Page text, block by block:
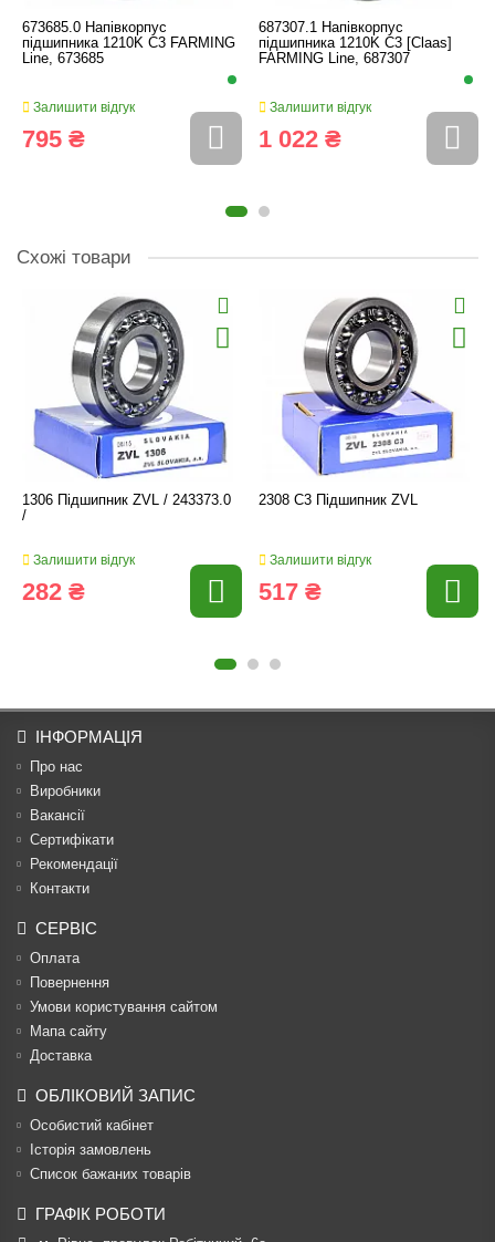
673685.0 Напівкорпус
підшипника 1210K C3 FARMING
Line, 673685
Залишити відгук
795 ₴
687307.1 Напівкорпус
підшипника 1210K C3 [Claas]
FARMING Line, 687307
Залишити відгук
1 022 ₴
Схожі товари
1306 Підшипник ZVL / 243373.0
/
Залишити відгук
282 ₴
2308 C3 Підшипник ZVL
Залишити відгук
517 ₴
ІНФОРМАЦІЯ
Про нас
Виробники
Вакансії
Сертифікати
Рекомендації
Контакти
СЕРВІС
Оплата
Повернення
Умови користування сайтом
Мапа сайту
Доставка
ОБЛІКОВИЙ ЗАПИС
Особистий кабінет
Історія замовлень
Список бажаних товарів
ГРАФІК РОБОТИ